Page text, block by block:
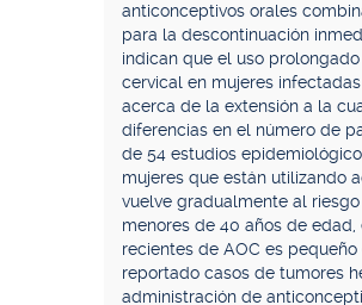
anticonceptivos orales
para la descontinuación
indican que el uso
cervical en mujeres
acerca de la extensión a la
diferencias en el número de
de 54 estudios
mujeres que están utilizando
vuelve gradualmente al
menores de 40 años de
recientes de AOC es
reportado casos de tumores
administración de